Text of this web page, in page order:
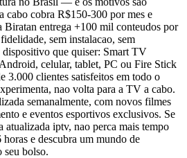
cabo cobra R$150-300 por mes e
Biratan entrega +100 mil conteudos por
sem instalacao, sem
dispositivo que quiser: Smart TV
celular, tablet, PC ou Fire Stick
3.000 clientes satisfeitos em todo o
nao volta para a TV a cabo.
semanalmente, com novos filmes
e eventos esportivos exclusivos. Se
atualizada iptv, nao perca mais tempo
e descubra um mundo de
seu bolso.